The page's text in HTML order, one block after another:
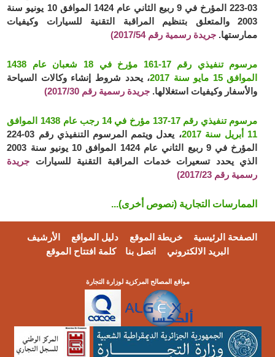
03-223 المؤرخ في 9 ربيع الثاني عام 1424 الموافق 10 يونيو سنة
2003 والمتعلق بتنظيم المراقبة التقنية للسيارات وكيفيات
ممارستها. جريدة رسمية رقم 2017/54)
مرسوم تنفيذي رقم 17-161 مؤرخ في 18 شعبان عام 1438
الموافق 15 مايو سنة 2017
، يحدد شروط إنشاء وكالات السياحة
والأسفار وكيفيات استغلالها. جريدة رسمية رقم 2017/30)
مرسوم تنفيذي رقم 17-137 مؤرخ في 14 رجب عام 1438 الموافق
11 أبريل سنة 2017
، يعدل ويتمم المرسوم التنفيذي رقم 03-224
المؤرخ في 9 ربيع الثاني عام 1424 الموافق 10 يونيو سنة 2003
الذي يحدد تسعيرات خدمات المراقبة التقنية للسيارات جريدة
رسمية رقم 2017/23)
الممارسات التجارية (نصوص أخرى)...
الصفحة الرئيسية خريطة الموقع دليل المواقع
الأرشيف
البريد الالكتروني
اتصل بنا كلمة افتتاح الموقع
مواقع المصالح المركزية لوزارة التجارة